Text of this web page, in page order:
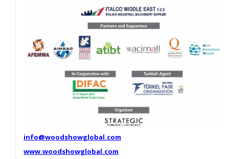
info@woodshowglobal.com
www.woodshowglobal.com